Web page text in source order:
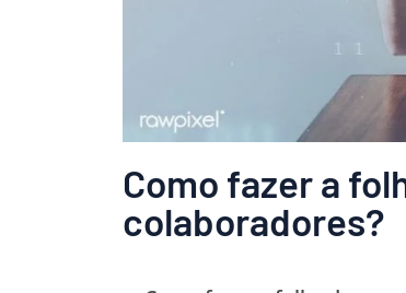
Como fazer a
colaboradores?